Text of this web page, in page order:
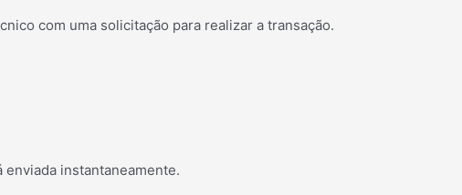
com uma solicitação para realizar a transação.
instantaneamente.